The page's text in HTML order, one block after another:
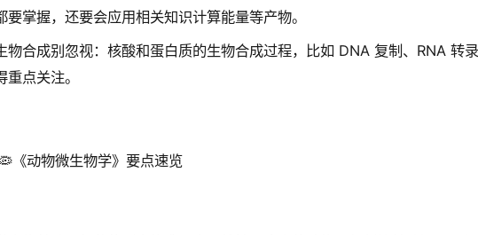
要掌握，还要会应用相关知识计算能量等产物。
物合成别忽视：核酸和蛋白质的生物合成过程，比如 DNA 复制、RNA 转
重点关注。
《动物微生物学》要点速览